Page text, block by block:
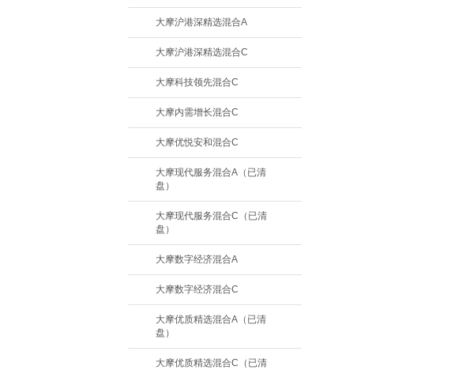
大摩沪港深精选混合A
大摩沪港深精选混合C
大摩科技领先混合C
大摩内需增长混合C
大摩优悦安和混合C
大摩现代服务混合A（已清
盘）
大摩现代服务混合C（已清
盘）
大摩数字经济混合A
大摩数字经济混合C
大摩优质精选混合A（已清
盘）
大摩优质精选混合C（已清